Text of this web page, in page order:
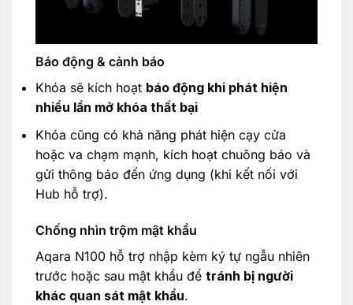
Báo động & cảnh báo
Khóa sẽ kích hoạt báo động khi phát hiện
nhiều lần mở khóa thất bại
Khóa cũng có khả năng phát hiện cạy cửa
hoặc va chạm mạnh, kích hoạt chuông báo và
gửi thông báo đến ứng dụng (khi kết nối với
Hub hỗ trợ).
Chống nhìn trộm mật khẩu
Aqara N100 hỗ trợ nhập kèm ký tự ngẫu nhiên
trước hoặc sau mật khẩu để tránh bị người
khác quan sát mật khẩu.